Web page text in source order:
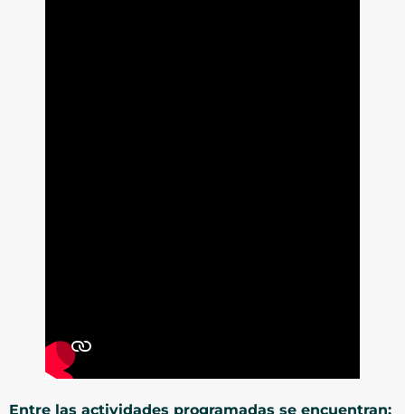
Entre las actividades programadas se encuentran: